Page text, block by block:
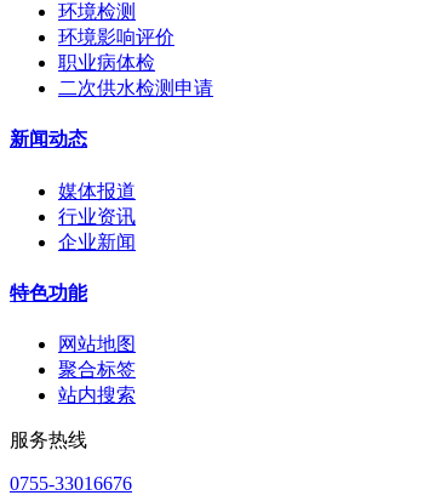
环境检测
环境影响评价
职业病体检
二次供水检测申请
新闻动态
媒体报道
行业资讯
企业新闻
特色功能
网站地图
聚合标签
站内搜索
服务热线
0755-33016676